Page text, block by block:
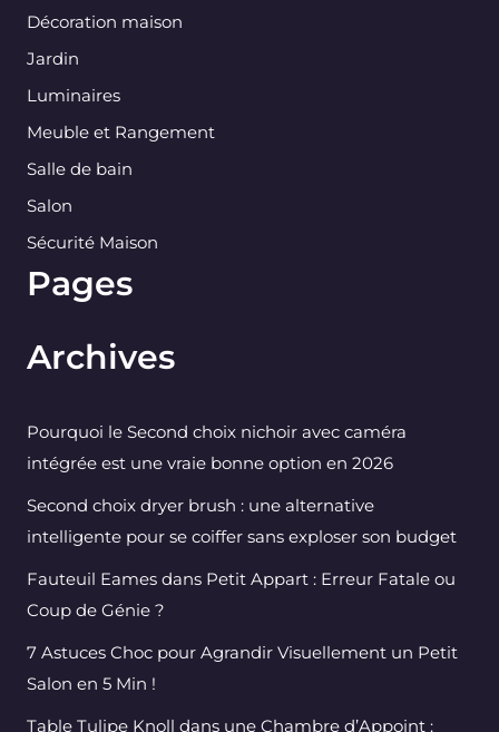
Décoration maison
Jardin
Luminaires
Meuble et Rangement
Salle de bain
Salon
Sécurité Maison
Pages
Archives
Pourquoi le Second choix nichoir avec caméra
intégrée est une vraie bonne option en 2026
Second choix dryer brush : une alternative
intelligente pour se coiffer sans exploser son budget
Fauteuil Eames dans Petit Appart : Erreur Fatale ou
Coup de Génie ?
7 Astuces Choc pour Agrandir Visuellement un Petit
Salon en 5 Min !
Table Tulipe Knoll dans une Chambre d’Appoint :